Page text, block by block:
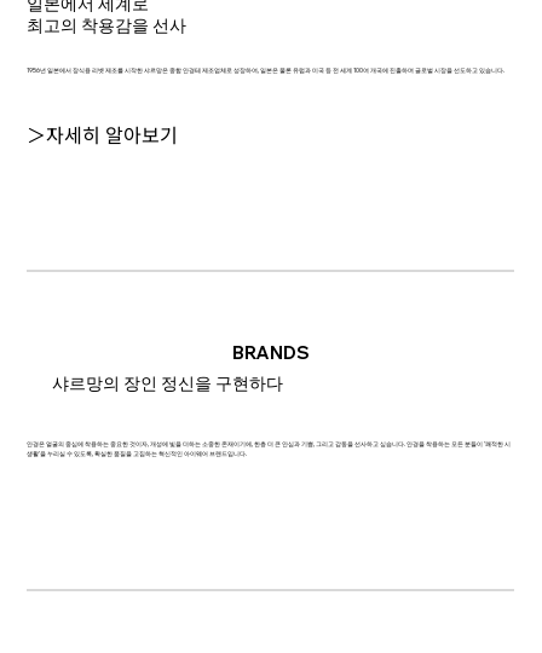
최고의 착용감을 선사
1956년 일본에서 장식용 리벳 제조를 시작한 샤르망은 종합 안경테 제조업체로 성장하여, 일본은 물론 유럽과 미국 등 전 세계 100여 개국에 진출하며 글로벌 시장을 선도하고 있습니다.
＞자세히 알아보기
BRANDS
샤르망의 장인 정신을 구현하다
안경은 얼굴의 중심에 착용하는 중요한 것이자, 개성에 빛을 더하는 소중한 존재이기에, 한층 더 큰 안심과 기쁨, 그리고 감동을 선사하고 싶습니다. 안경을 착용하는 모든 분들이 '쾌적한 시
생활'을 누리실 수 있도록, 확실한 품질을 고집하는 혁신적인 아이웨어 브랜드입니다.